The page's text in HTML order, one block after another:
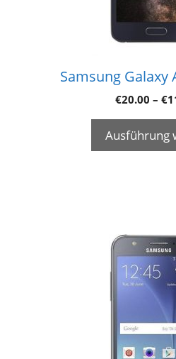
Samsung Galaxy
€20.00 – €
Ausführung